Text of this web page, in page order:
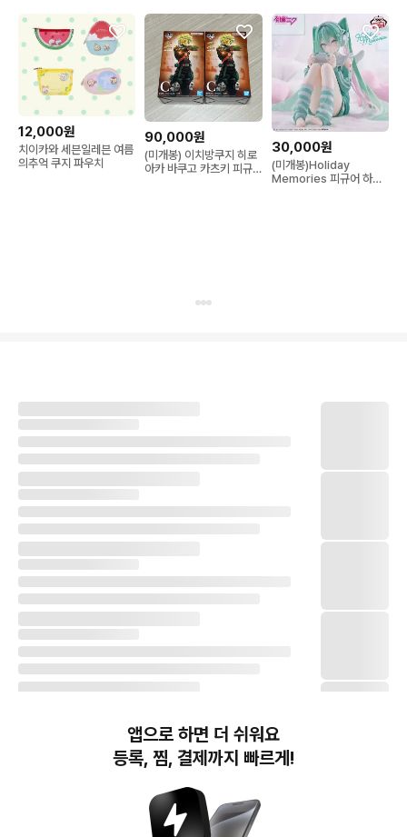
12,000원
치이카와 세븐일레븐 여름
의추억 쿠지 파우치
90,000원
(미개봉) 이치방쿠지 히로
아카 바쿠고 카츠키 피규
30,000원
(미개봉)Holiday
Memories 피규어 하츠
앱으로 하면 더 쉬워요
등록, 찜, 결제까지 빠르게!